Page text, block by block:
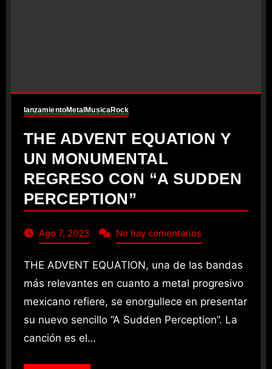
lanzamientoMetal MusicaRock
THE ADVENT EQUATION Y
UN MONUMENTAL
REGRESO CON “A SUDDEN
PERCEPTION”
Ago 7, 2023 No hay comentarios
THE ADVENT EQUATION, una de las bandas
más relevantes en cuanto a metal progresivo
mexicano refiere, se enorgullece en presentar
su nuevo sencillo “A Sudden Perception”. La
canción es el…